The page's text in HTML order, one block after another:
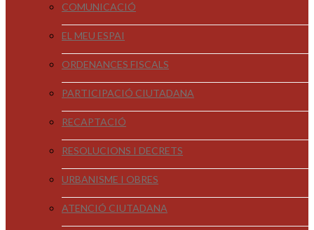
COMUNICACIÓ
EL MEU ESPAI
ORDENANCES FISCALS
PARTICIPACIÓ CIUTADANA
RECAPTACIÓ
RESOLUCIONS I DECRETS
URBANISME I OBRES
ATENCIÓ CIUTADANA